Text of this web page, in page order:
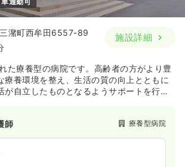
潴町西牟田6557-89
施設詳細
た療養型の病院です。高齢者の方がより豊
療養環境を整え、生活の質の向上とともに
が自立したものとなるようサポートを行っ
師 療養型病院